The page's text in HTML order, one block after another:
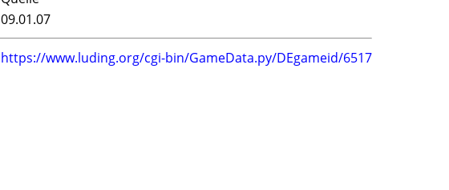
09.01.07
https://www.luding.org/cgi-bin/GameData.py/DEgameid/6517